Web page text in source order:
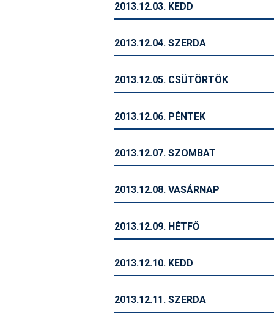
2013.12.03. KEDD
2013.12.04. SZERDA
2013.12.05. CSÜTÖRTÖK
2013.12.06. PÉNTEK
2013.12.07. SZOMBAT
2013.12.08. VASÁRNAP
2013.12.09. HÉTFŐ
2013.12.10. KEDD
2013.12.11. SZERDA